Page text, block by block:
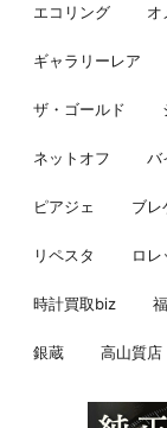
エコリング オ
ギャラリーレア
ザ・ゴールド
ネットオフ バ
ピアジェ ブレ
リペスタ ロレ
時計買取biz
銀蔵 高山質店